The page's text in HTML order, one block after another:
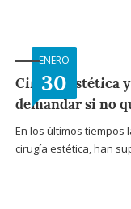
ENERO
30
Cirugía estética
demandar si no
En los últimos tiempos
cirugía estética, han